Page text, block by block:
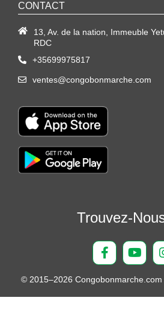
CONTACT
13, Av. de la nation, Immeuble
RDC
+35699975817
ventes@congobonmarche.com
Trouvez-
© 2015–2026